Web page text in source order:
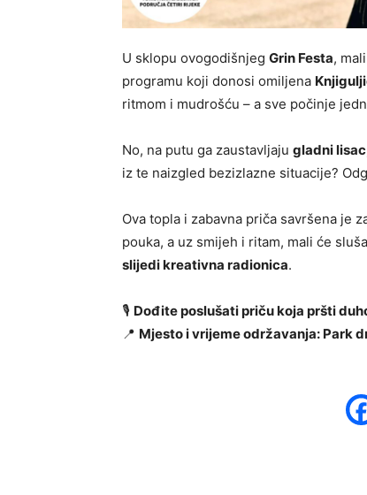
U sklopu ovogodišnjeg Grin Festa,
programu koji donosi omiljena
ritmom i mudrošću – a sve počinje
No, na putu ga zaustavljaju gladni
iz te naizgled bezizlazne situacije?
Ova topla i zabavna priča savršena je
pouka, a uz smijeh i ritam, mali će
slijedi kreativna radionica.
🎙 Dođite poslušati priču koja pršti
📍 Mjesto i vrijeme održavanja: Park